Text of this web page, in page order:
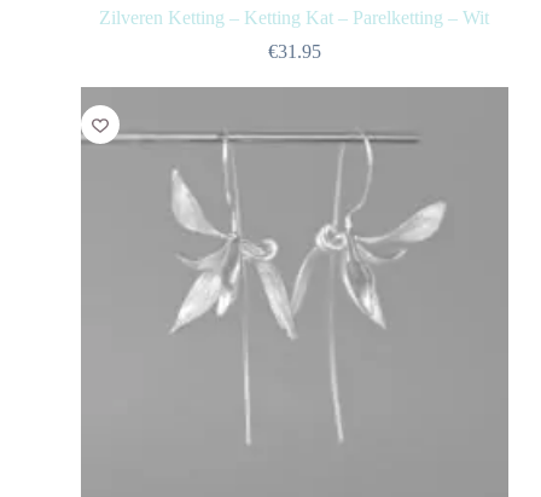
Zilveren Ketting – Ketting Kat – Parelketting – Wit
€31.95